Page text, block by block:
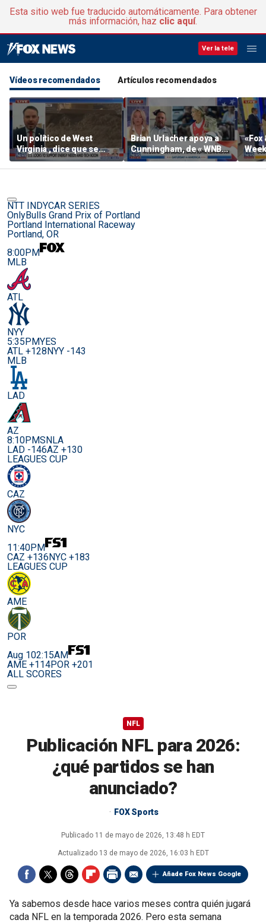
Esta sitio web fue traducido automáticamente. Para obtener
más información, haz clic aquí.
Ver la tele
Vídeos recomendados Artículos recomendados
Un político de West
Virginia , dice que se
avecina una «fiebre del
oro» en el sector minero
Brian Urlacher apoya a
Cunningham, de « WNBA
» ( Sophie ), frente a los
hombres biológicos en
«Fox
NTT INDYCAR SERIES
OnlyBulls Grand Prix of Portland
Portland International Raceway
Portland, OR
8:00PM
MLB
ATL
NYY
5:35PMYES
ATL +128NYY -143
MLB
LAD
AZ
8:10PMSNLA
LAD -146AZ +130
LEAGUES CUP
CAZ
NYC
11:40PM
CAZ +136NYC +183
LEAGUES CUP
AME
POR
Aug 102:15AM
AME +114POR +201
ALL SCORES
NFL
Publicación NFL para 2026:
¿qué partidos se han
anunciado?
FOX Sports
Publicado 11 de mayo de 2026, 13:48 h EDT
Actualizado 13 de mayo de 2026, 16:03 h EDT
Añade Fox News Google
Ya sabemos desde hace varios meses contra quién jugará
cada NFL en la temporada 2026. Pero esta semana